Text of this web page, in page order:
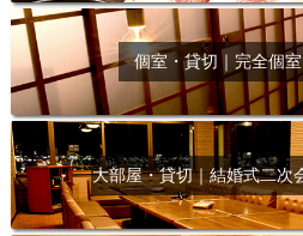
個室・貸切｜完全個
大部屋・貸切｜結婚式二次